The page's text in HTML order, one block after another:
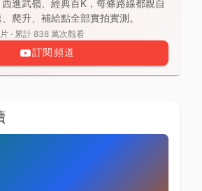
進武嶺、經典百K，每條路線都親自
爬升、補給點全部實拍實測。
· 累計 838 萬次觀看
訂閱頻道